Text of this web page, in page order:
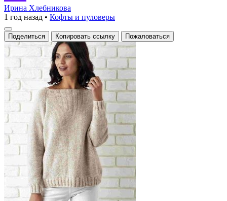
с
узором
из
рельефных
полос
Ирина Хлебникова
1 год назад • Кофты и пуловеры
Поделиться Копировать ссылку Пожаловаться